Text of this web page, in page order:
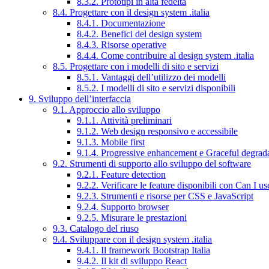
8.4. Progettare con il design system .italia
8.4.1. Documentazione
8.4.2. Benefici del design system
8.4.3. Risorse operative
8.4.4. Come contribuire al design system .italia
8.5. Progettare con i modelli di sito e servizi
8.5.1. Vantaggi dell’utilizzo dei modelli
8.5.2. I modelli di sito e servizi disponibili
9. Sviluppo dell’interfaccia
9.1. Approccio allo sviluppo
9.1.1. Attività preliminari
9.1.2. Web design responsivo e accessibile
9.1.3. Mobile first
9.1.4. Progressive enhancement e Graceful
9.2. Strumenti di supporto allo sviluppo del software
9.2.1. Feature detection
9.2.2. Verificare le feature disponibili con Can I
9.2.3. Strumenti e risorse per CSS e JavaScript
9.2.4. Supporto browser
9.2.5. Misurare le prestazioni
9.3. Catalogo del riuso
9.4. Sviluppare con il design system .italia
9.4.1. Il framework Bootstrap Italia
9.4.2. Il kit di sviluppo React